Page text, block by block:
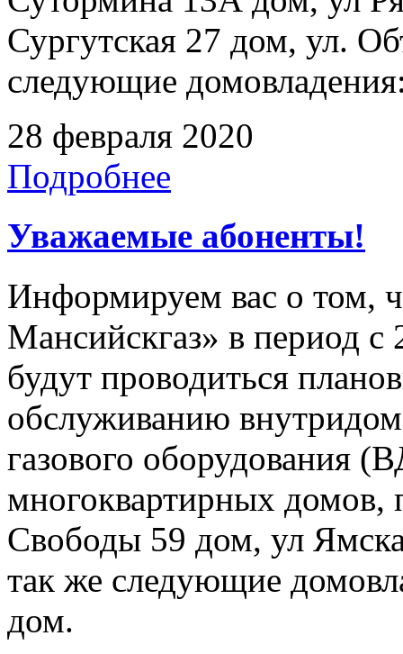
Сургутская 27 дом, ул.
следующие
28 февраля 2020
Подробнее
Уважаемые абоненты!
Информируем вас о том,
Мансийскгаз» в период с
будут проводиться
обслуживанию
газового
многоквартирных
Свободы 59 дом, ул
так же следующие
дом.